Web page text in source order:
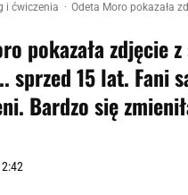
i ćwiczenia Odeta Moro pokazała
pokazała zdjęcie
sprzed 15 lat. Fani
Bardzo się